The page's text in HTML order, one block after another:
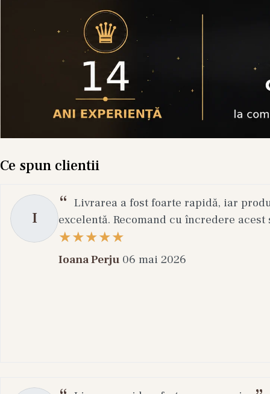
Ce spun clientii
I
Livrarea a fost foarte rapidă, iar
excelentă. Recomand cu încredere
Ioana Perju 06 mai 2026